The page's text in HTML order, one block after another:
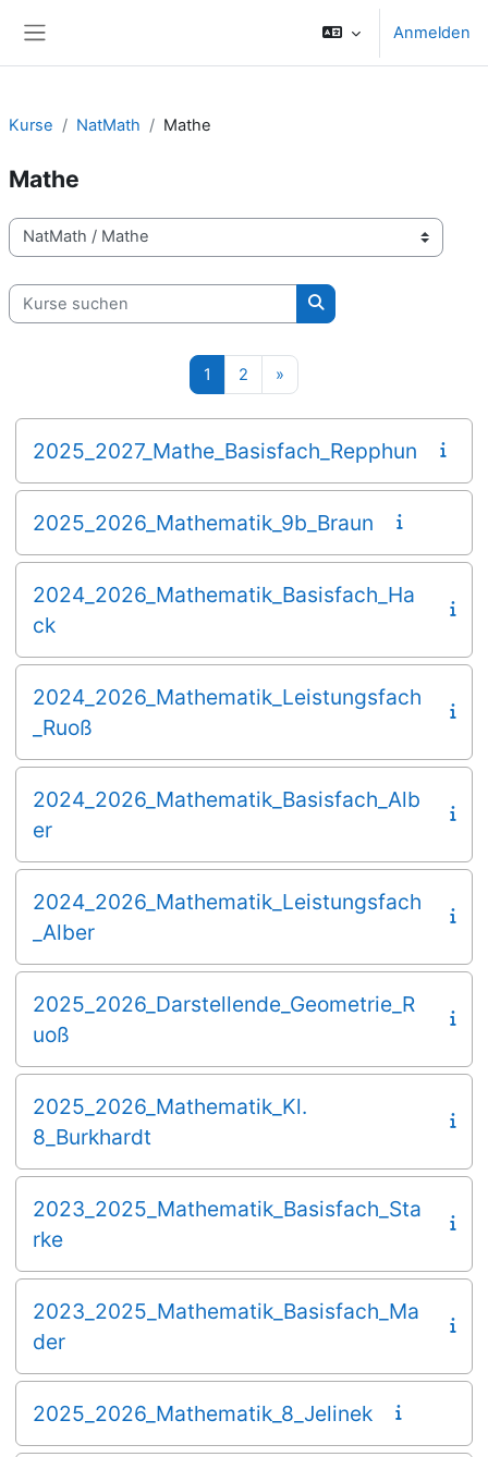
Anmelden
Kurse NatMath Mathe
Mathe
Kursbereiche
Kurse suchen
Kurse suchen
1 Seite 1
2 Seite 2
»
2025_2027_Mathe_Basisfach_Repphun
2025_2026_Mathematik_9b_Braun
2024_2026_Mathematik_Basisfach_Ha
ck
2024_2026_Mathematik_Leistungsfach
_Ruoß
2024_2026_Mathematik_Basisfach_Alb
er
2024_2026_Mathematik_Leistungsfach
_Alber
2025_2026_Darstellende_Geometrie_R
uoß
2025_2026_Mathematik_Kl.
8_Burkhardt
2023_2025_Mathematik_Basisfach_Sta
rke
2023_2025_Mathematik_Basisfach_Ma
der
2025_2026_Mathematik_8_Jelinek